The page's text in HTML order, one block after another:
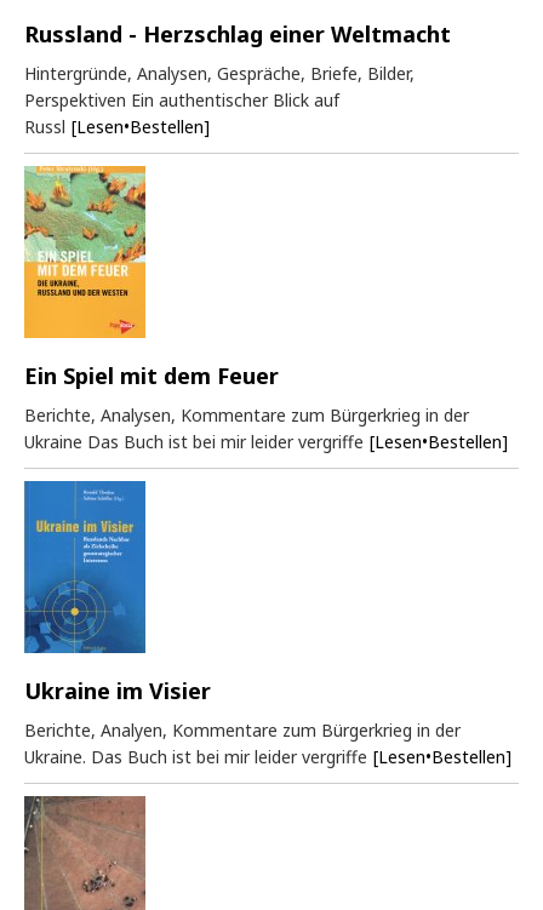
Russland - Herzschlag einer Weltmacht
Hintergründe, Analysen, Gespräche, Briefe, Bilder,
Perspektiven Ein authentischer Blick auf
Russl [Lesen•Bestellen]
Ein Spiel mit dem Feuer
Berichte, Analysen, Kommentare zum Bürgerkrieg in der
Ukraine Das Buch ist bei mir leider vergriffe [Lesen•Bestellen]
Ukraine im Visier
Berichte, Analyen, Kommentare zum Bürgerkrieg in der
Ukraine. Das Buch ist bei mir leider vergriffe [Lesen•Bestellen]